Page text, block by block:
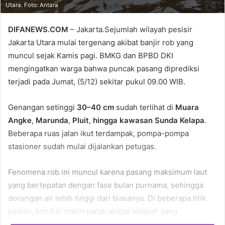
Utara. Foto: Antara
DIFANEWS.COM – Jakarta.Sejumlah wilayah pesisir
Jakarta Utara mulai tergenang akibat banjir rob yang
muncul sejak Kamis pagi. BMKG dan BPBD DKI
mengingatkan warga bahwa puncak pasang diprediksi
terjadi pada Jumat, (5/12) sekitar pukul 09.00 WIB.
Genangan setinggi 30–40 cm sudah terlihat di Muara
Angke, Marunda, Pluit, hingga kawasan Sunda Kelapa.
Beberapa ruas jalan ikut terdampak, pompa-pompa
stasioner sudah mulai dijalankan petugas.
Fenomena rob ini muncul karena pasang maksimum laut
yang bertepatan dengan fase bulan purnama, sehingga
dorongan air lebih tinggi dari biasanya. Di beberapa titik
pesisir, kondisi makin parah akibat wilayah yang